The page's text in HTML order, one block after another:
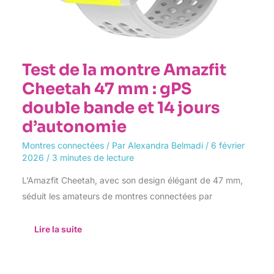
Test de la montre Amazfit
Cheetah 47 mm : gPS
double bande et 14 jours
d’autonomie
Montres connectées/ Par Alexandra Belmadi / 6 février
2026 / 3 minutes de lecture
L’Amazfit Cheetah, avec son design élégant de 47 mm,
séduit les amateurs de montres connectées par
Lire la suite